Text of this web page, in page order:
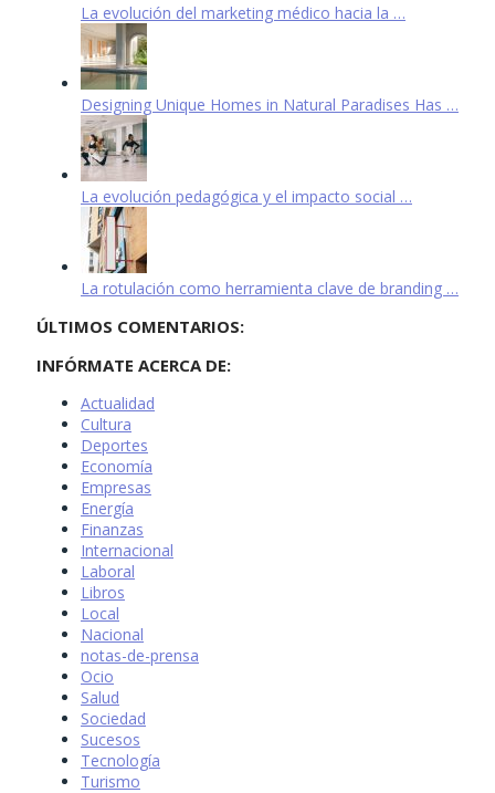
La evolución del marketing médico hacia la …
Designing Unique Homes in Natural Paradises Has …
La evolución pedagógica y el impacto social …
La rotulación como herramienta clave de branding …
ÚLTIMOS COMENTARIOS:
INFÓRMATE ACERCA DE:
Actualidad
Cultura
Deportes
Economía
Empresas
Energía
Finanzas
Internacional
Laboral
Libros
Local
Nacional
notas-de-prensa
Ocio
Salud
Sociedad
Sucesos
Tecnología
Turismo